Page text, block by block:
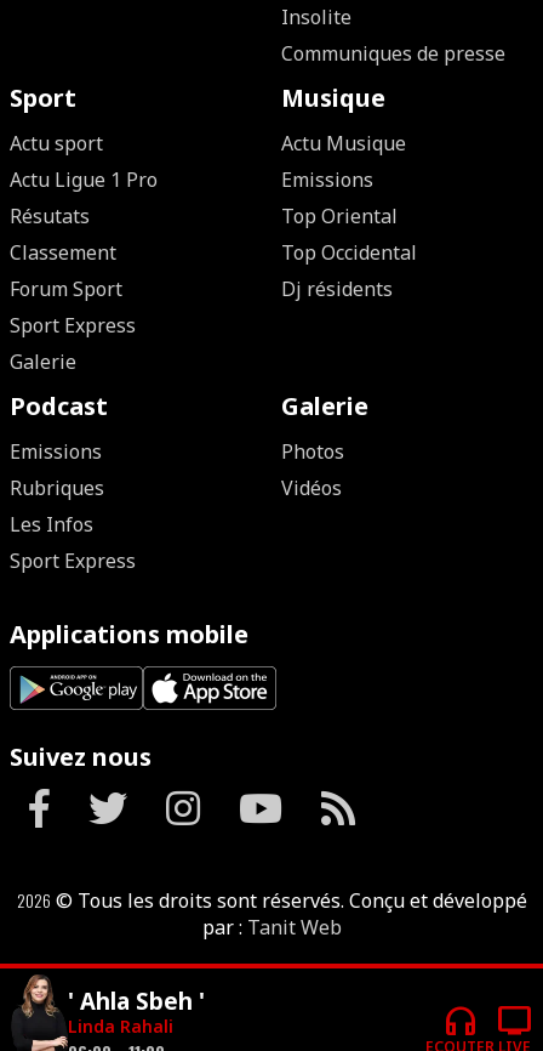
Insolite
Communiques de presse
Sport
Actu sport
Actu Ligue 1 Pro
Résutats
Classement
Forum Sport
Sport Express
Galerie
Musique
Actu Musique
Emissions
Top Oriental
Top Occidental
Dj résidents
Podcast
Emissions
Rubriques
Les Infos
Sport Express
Galerie
Photos
Vidéos
Applications mobile
Suivez nous
2026 © Tous les droits sont réservés. Conçu et développé
par : Tanit Web
' Ahla Sbeh '
Linda Rahali headphones
ECOUTER
tv
LIVE